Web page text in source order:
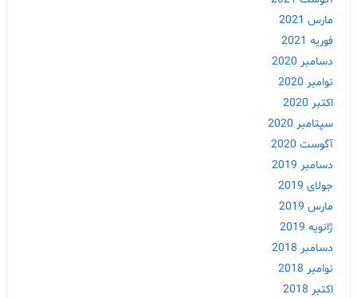
مارس 2021
فوریه 2021
دسامبر 2020
نوامبر 2020
اکتبر 2020
سپتامبر 2020
آگوست 2020
دسامبر 2019
جولای 2019
مارس 2019
ژانویه 2019
دسامبر 2018
نوامبر 2018
اکتبر 2018